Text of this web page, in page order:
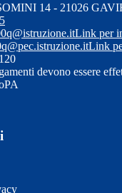
14 - 21026
Link per
Link
devono essere